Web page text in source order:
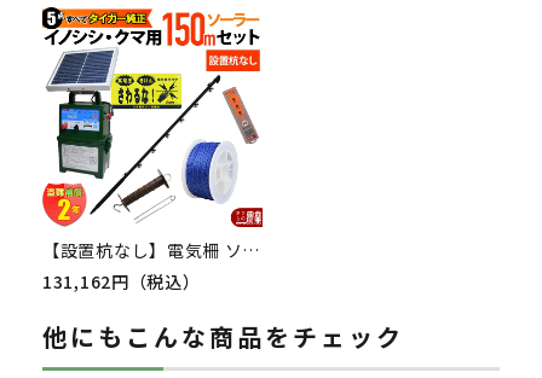
【設置杭なし】電気柵 ソーラーセット 150m タイガー イノシシ・クマ対策 電気柵 タイガー 2段張 SA30SL 獣害対策商品 防獣商品 熊 いのしし 対策
131,162円（税込）
他にもこんな商品をチェック